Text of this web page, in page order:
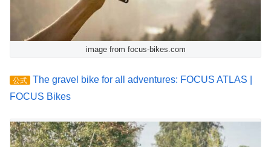
image from focus-bikes.com
公式
The gravel bike for all adventures: FOCUS ATLAS |
FOCUS Bikes